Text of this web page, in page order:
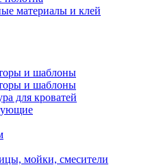
материалы и клей
и шаблоны
и шаблоны
для кроватей
мойки, смесители